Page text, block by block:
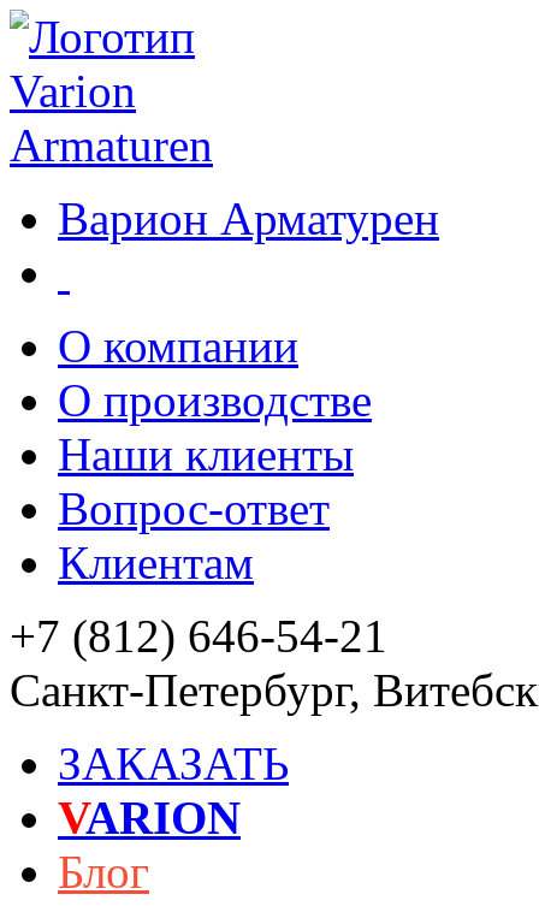
Варион Арматурен
О компании
О производстве
Наши клиенты
Вопрос-ответ
Клиентам
+7 (812) 646-54-21
Санкт-Петербург,
ЗАКАЗАТЬ
VARION
Блог